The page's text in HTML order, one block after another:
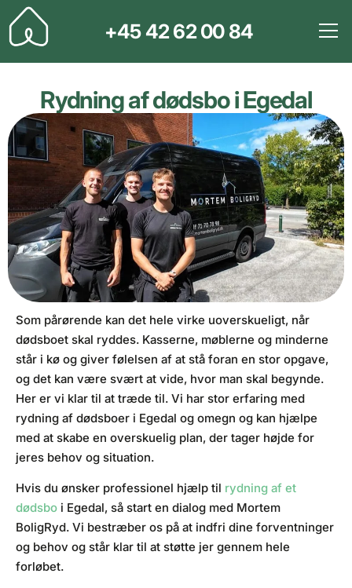
+45 42 62 00 84
Rydning af dødsbo i Egedal
Som pårørende kan det hele virke uoverskueligt, når
dødsboet skal ryddes. Kasserne, møblerne og minderne
står i kø og giver følelsen af at stå foran en stor opgave,
og det kan være svært at vide, hvor man skal begynde.
Her er vi klar til at træde til. Vi har stor erfaring med
rydning af dødsboer i Egedal og omegn og kan hjælpe
med at skabe en overskuelig plan, der tager højde for
jeres behov og situation.
Hvis du ønsker professionel hjælp til rydning af et
dødsbo i Egedal, så start en dialog med Mortem
BoligRyd. Vi bestræber os på at indfri dine forventninger
og behov og står klar til at støtte jer gennem hele
forløbet.